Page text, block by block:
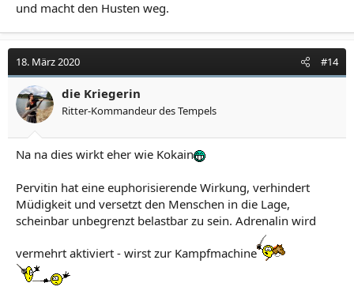
und macht den Husten weg.
18. März 2020 #14
die Kriegerin
Ritter-Kommandeur des Tempels
Na na dies wirkt eher wie Kokain
Pervitin hat eine euphorisierende Wirkung, verhindert
Müdigkeit und versetzt den Menschen in die Lage,
scheinbar unbegrenzt belastbar zu sein. Adrenalin wird
vermehrt aktiviert - wirst zur Kampfmachine